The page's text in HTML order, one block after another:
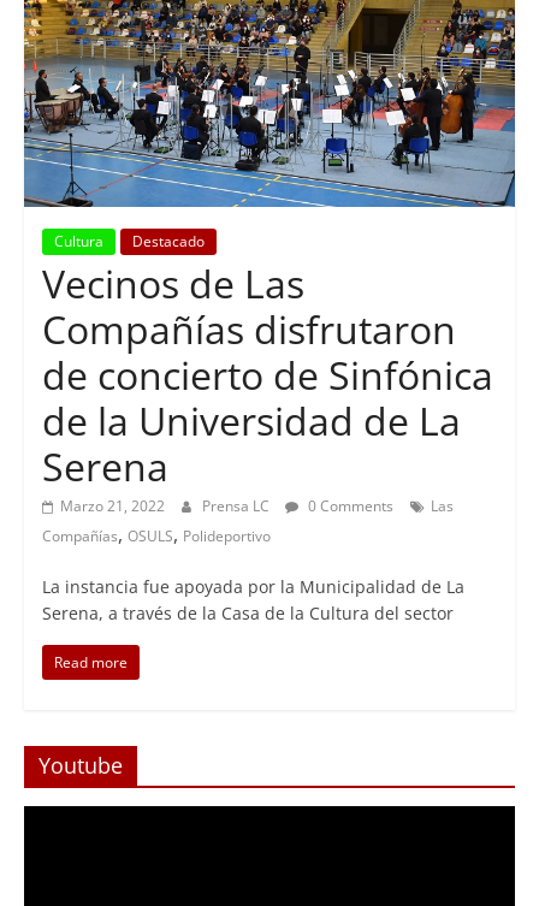
Cultura Destacado
Vecinos de Las
Compañías disfrutaron
de concierto de Sinfónica
de la Universidad de La
Serena
Marzo 21, 2022 Prensa LC 0 Comments
Las
Compañías, OSULS, Polideportivo
La instancia fue apoyada por la Municipalidad de La
Serena, a través de la Casa de la Cultura del sector
Read more
Youtube